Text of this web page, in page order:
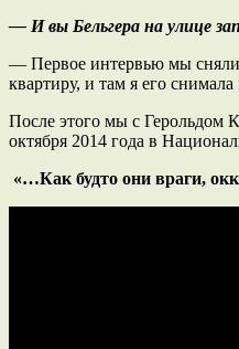
— И вы Бельгера на улице
— Первое интервью мы сняли
квартиру, и там я его снимала
После этого мы с Герольдом
октября 2014 года в
«…Как будто они враги,